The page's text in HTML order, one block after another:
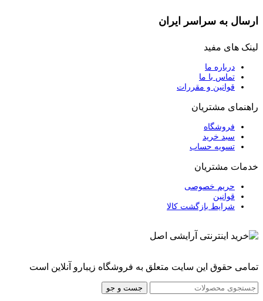
ارسال به سراسر ایران
لینک های مفید
درباره ما
تماس با ما
قوانین و مقررات
راهنمای مشتریان
فروشگاه
سبد خرید
تسویه حساب
خدمات مشتریان
حریم خصوصی
قوانین
شرایط بازگشت کالا
تمامی حقوق این سایت متعلق به فروشگاه زیبارو آنلاین است
جست و جو